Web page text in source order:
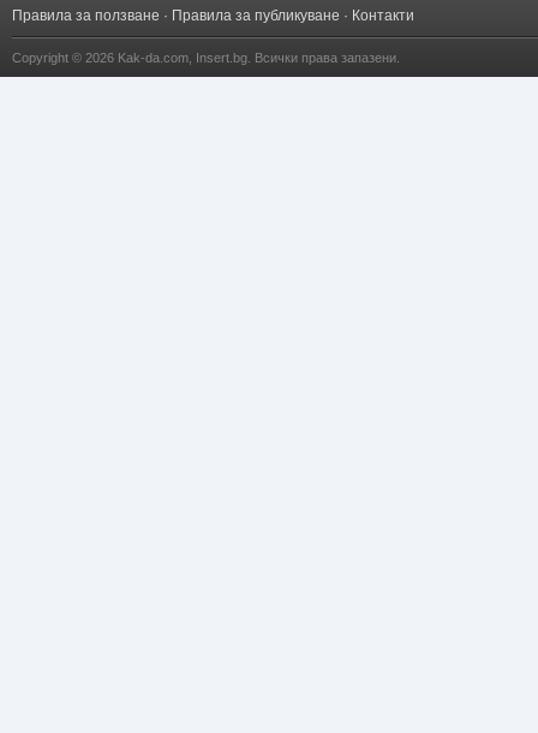
Правила за ползване · Правила за публикуване · Контакти
Copyright © 2026 Kak-da.com Insert.bg . Всички права запазени.